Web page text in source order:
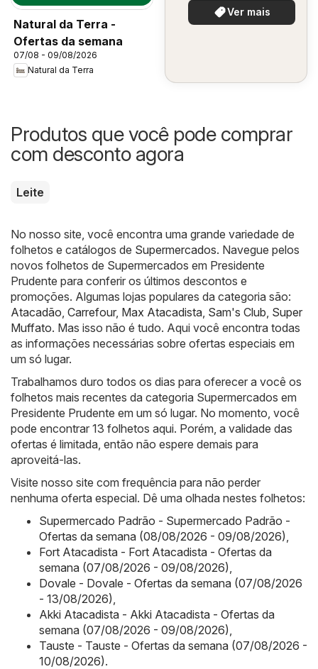
Natural da Terra -
Ofertas da semana
07/08 - 09/08/2026
Natural da Terra
Ver mais
Produtos que você pode comprar
com desconto agora
Leite
No nosso site, você encontra uma grande variedade de
folhetos e catálogos de Supermercados. Navegue pelos
novos folhetos de Supermercados em Presidente
Prudente para conferir os últimos descontos e
promoções. Algumas lojas populares da categoria são:
Atacadão Carrefour, Max Atacadista Sam's Club Super
Muffato. Mas isso não é tudo. Aqui você encontra todas
as informações necessárias sobre ofertas especiais em
um só lugar.
Trabalhamos duro todos os dias para oferecer a você os
folhetos mais recentes da categoria Supermercados em
Presidente Prudente em um só lugar. No momento, você
pode encontrar 13 folhetos aqui. Porém, a validade das
ofertas é limitada, então não espere demais para
aproveitá-las.
Visite nosso site com frequência para não perder
nenhuma oferta especial. Dê uma olhada nestes folhetos:
Supermercado Padrão - Supermercado Padrão -
Ofertas da semana (08/08/2026 - 09/08/2026)
Fort Atacadista - Fort Atacadista - Ofertas da
semana (07/08/2026 - 09/08/2026)
Dovale - Dovale - Ofertas da semana (07/08/2026
- 13/08/2026)
Akki Atacadista - Akki Atacadista - Ofertas da
semana (07/08/2026 - 09/08/2026)
Tauste - Tauste - Ofertas da semana (07/08/2026 -
10/08/2026).